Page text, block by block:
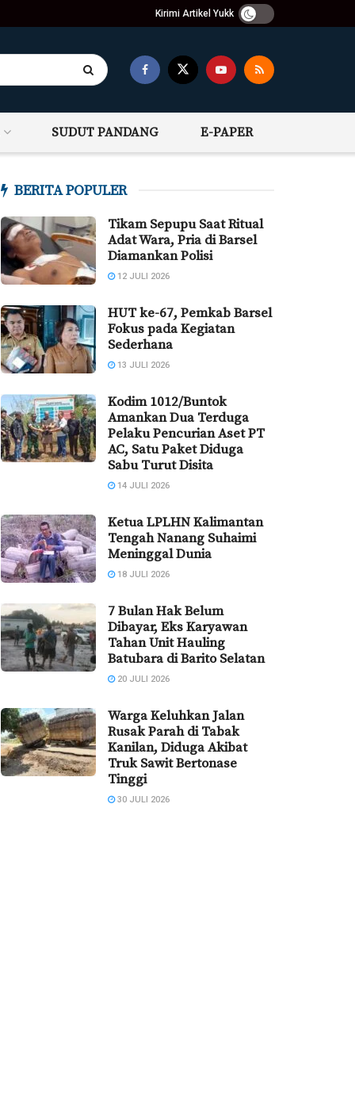
Kirimi Artikel Yukk
SUDUT PANDANG E-PAPER
BERITA POPULER
Tikam Sepupu Saat Ritual
Adat Wara, Pria di Barsel
Diamankan Polisi
12 JULI 2026
HUT ke-67, Pemkab Barsel
Fokus pada Kegiatan
Sederhana
13 JULI 2026
Kodim 1012/Buntok
Amankan Dua Terduga
Pelaku Pencurian Aset PT
AC, Satu Paket Diduga
Sabu Turut Disita
14 JULI 2026
Ketua LPLHN Kalimantan
Tengah Nanang Suhaimi
Meninggal Dunia
18 JULI 2026
7 Bulan Hak Belum
Dibayar, Eks Karyawan
Tahan Unit Hauling
Batubara di Barito Selatan
20 JULI 2026
Warga Keluhkan Jalan
Rusak Parah di Tabak
Kanilan, Diduga Akibat
Truk Sawit Bertonase
Tinggi
30 JULI 2026